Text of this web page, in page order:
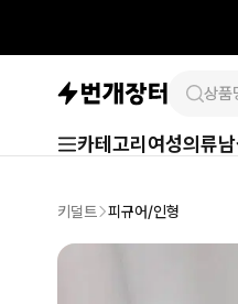
카테고리 여성의류
키덜트 피규어/인형